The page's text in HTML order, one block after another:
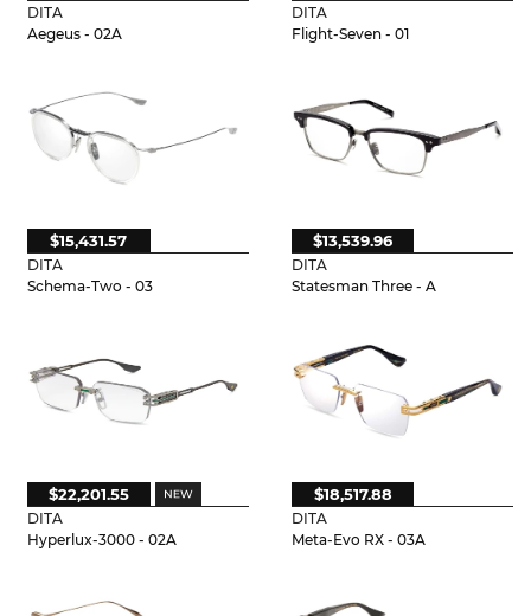
DITA
Aegeus - 02A
DITA
Flight-Seven - 01
DITA
Schema-Two - 03
$15,431.57
DITA
Statesman Three - A
$13,539.96
DITA
Hyperlux-3000 - 02A
$22,201.55
DITA
Meta-Evo RX - 03A
$18,517.88